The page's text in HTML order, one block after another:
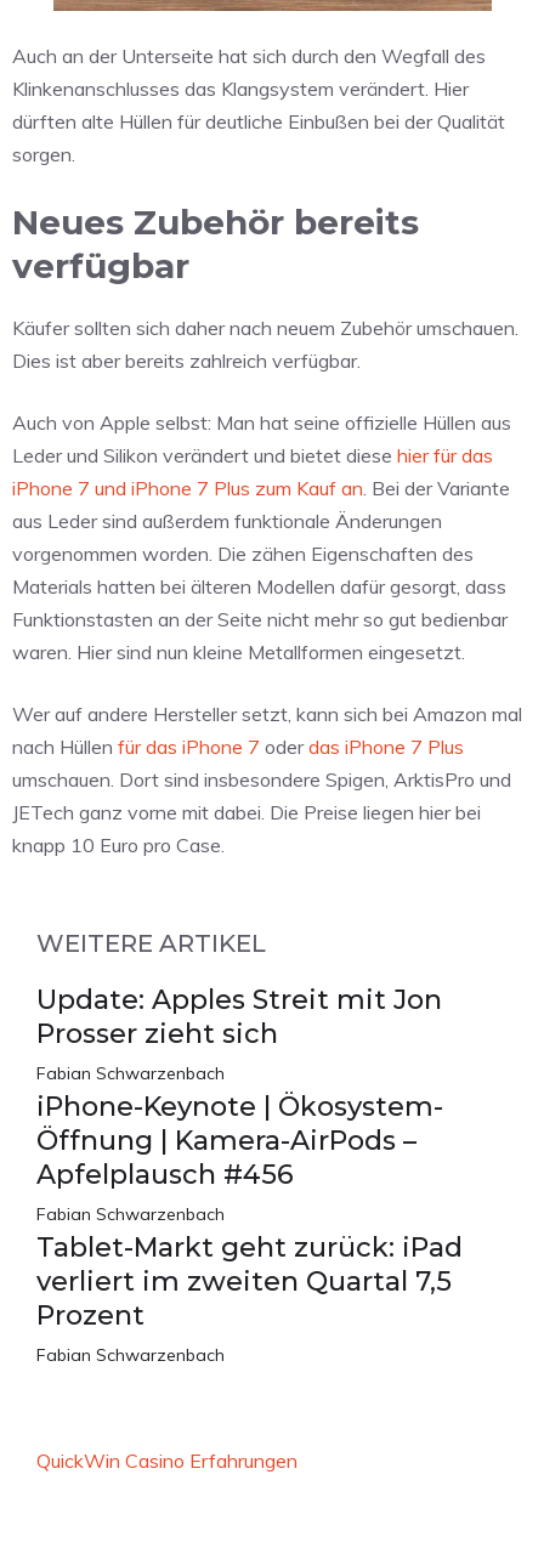
Auch an der Unterseite hat sich durch den Wegfall des
Klinkenanschlusses das Klangsystem verändert. Hier
dürften alte Hüllen für deutliche Einbußen bei der Qualität
sorgen.
Neues Zubehör bereits
verfügbar
Käufer sollten sich daher nach neuem Zubehör umschauen.
Dies ist aber bereits zahlreich verfügbar.
Auch von Apple selbst: Man hat seine offizielle Hüllen aus
Leder und Silikon verändert und bietet diese hier für das
iPhone 7 und iPhone 7 Plus zum Kauf an. Bei der Variante
aus Leder sind außerdem funktionale Änderungen
vorgenommen worden. Die zähen Eigenschaften des
Materials hatten bei älteren Modellen dafür gesorgt, dass
Funktionstasten an der Seite nicht mehr so gut bedienbar
waren. Hier sind nun kleine Metallformen eingesetzt.
Wer auf andere Hersteller setzt, kann sich bei Amazon mal
nach Hüllen für das iPhone 7 oderdas iPhone 7 Plus
umschauen. Dort sind insbesondere Spigen, ArktisPro und
JETech ganz vorne mit dabei. Die Preise liegen hier bei
knapp 10 Euro pro Case.
WEITERE ARTIKEL
Update: Apples Streit mit Jon
Prosser zieht sich
Fabian Schwarzenbach
iPhone-Keynote | Ökosystem-
Öffnung | Kamera-AirPods –
Apfelplausch #456
Fabian Schwarzenbach
Tablet-Markt geht zurück: iPad
verliert im zweiten Quartal 7,5
Prozent
Fabian Schwarzenbach
QuickWin Casino Erfahrungen